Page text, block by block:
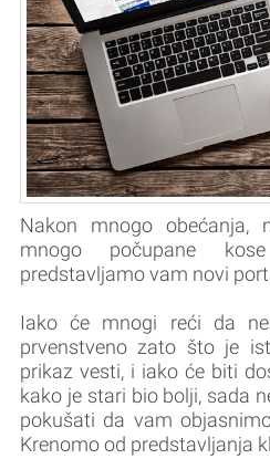
Nakon mnogo obećanja,
mnogo počupane
predstavljamo vam novi
Iako će mnogi reći da
prvenstveno zato što je
prikaz vesti, i iako će biti
kako je stari bio bolji, sada
pokušati da vam
Krenomo od predstavljanja